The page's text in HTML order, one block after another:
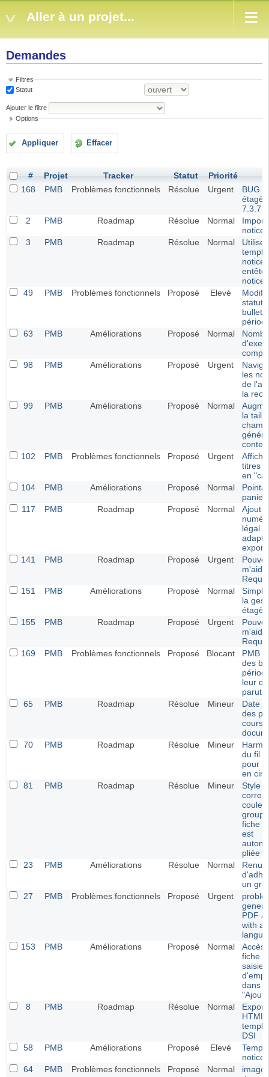
Aller à un projet...
Demandes
Filtres
Statut
Ajouter le filtre
Options
Appliquer Effacer
# Projet Tracker Statut Priorité
168
PMB Problèmes fonctionnels Résolue Urgent
BUG
7.3.7
2
PMB Roadmap Résolue Normal
Import
3
PMB Roadmap Résolue Normal
notice
notices
49
PMB Problèmes fonctionnels Proposé Elevé
statut
63
PMB Améliorations Proposé Normal
98
PMB Améliorations Proposé Urgent
les
de
la
99
PMB Améliorations Proposé Normal
la
102
PMB Problèmes fonctionnels Proposé Urgent
titres
en
104
PMB Améliorations Proposé Normal
117
PMB Roadmap Proposé Normal
Ajout
légal et
141
PMB Roadmap Proposé Urgent
151
PMB Améliorations Proposé Normal
la
155
PMB Roadmap Proposé Urgent
169
PMB Problèmes fonctionnels Proposé Blocant
PMB
des
leur
65
PMB Roadmap Résolue Mineur
Date
des
cours
70
PMB Roadmap Résolue Mineur
du fil
pour
en
81
PMB Roadmap Résolue Mineur
Style
fiche
est
pliée
23
PMB Améliorations Résolue Normal
un
27
PMB Problèmes fonctionnels Proposé Urgent
PDF
with
153
PMB Améliorations Proposé Normal
Accès
fiche
saisie
dans
8
PMB Roadmap Résolue Normal
HTML
DSI
58
PMB Améliorations Proposé Elevé
notices
64
PMB Problèmes fonctionnels Proposé Normal
image